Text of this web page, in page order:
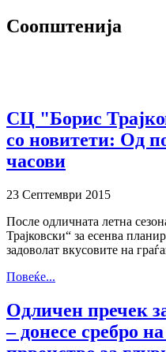
Соопштенија
СЦ "Борис
со новитети: Од
часови
23 Септември 2015
После одличната летна
Трајковски“ за есенва
задоволат вкусовите на
Повеќе...
Одличен пречек
– донесе сребро